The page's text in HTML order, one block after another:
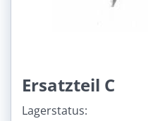
Ersatzteil C
Lagerstatus: